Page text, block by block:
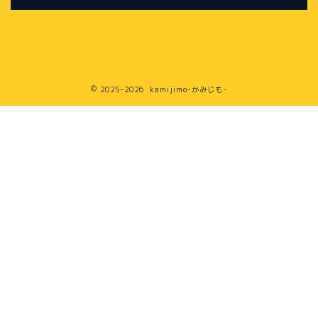
2025–2026 kamijimo-かみじも-